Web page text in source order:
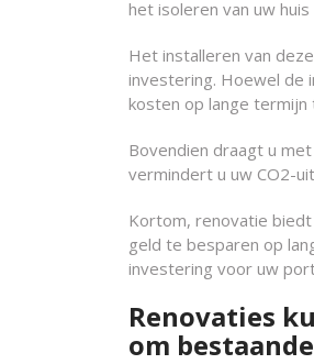
het isoleren van uw
Het installeren van
investering. Hoewel de
kosten op lange
Bovendien draagt u
vermindert u uw CO2-
Kortom, renovatie
geld te besparen op
investering voor uw
Renovaties
om